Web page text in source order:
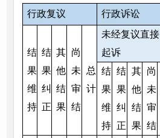
行政复议
行政诉讼
结
果
维
持
结
果
纠
正
其
他
结
果
尚
未
审
结
总
计
未经复议直接
起诉
结
果
维
持
结
果
纠
正
其
他
结
果
尚
未
审
结